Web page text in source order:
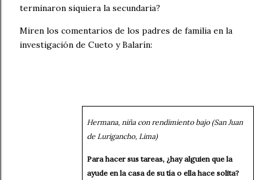
terminaron siquiera la secundaria?
Miren los comentarios de los padres de familia en la
investigación de Cueto y Balarín:
Hermana, niña con rendimiento bajo (San Juan
de Lurigancho, Lima)
Para hacer sus tareas, ¿hay alguien que la
ayude en la casa de su tía o ella hace solita?